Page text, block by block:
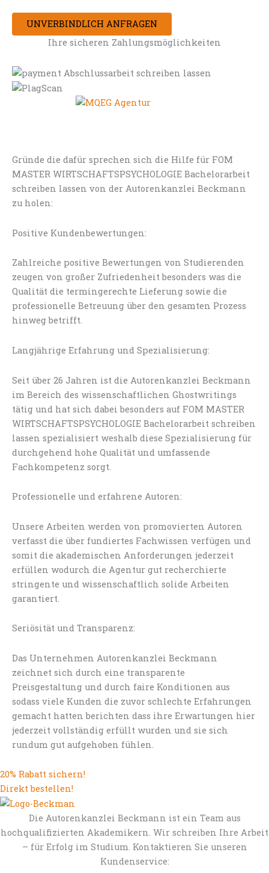
UNVERBINDLICH ANFRAGEN
Ihre sicheren Zahlungsmöglichkeiten
Gründe die dafür sprechen sich die Hilfe für FOM
MASTER WIRTSCHAFTSPSYCHOLOGIE Bachelorarbeit
schreiben lassen von der Autorenkanzlei Beckmann
zu holen:
Positive Kundenbewertungen:
Zahlreiche positive Bewertungen von Studierenden
zeugen von großer Zufriedenheit besonders was die
Qualität die termingerechte Lieferung sowie die
professionelle Betreuung über den gesamten Prozess
hinweg betrifft.
Langjährige Erfahrung und Spezialisierung:
Seit über 26 Jahren ist die Autorenkanzlei Beckmann
im Bereich des wissenschaftlichen Ghostwritings
tätig und hat sich dabei besonders auf FOM MASTER
WIRTSCHAFTSPSYCHOLOGIE Bachelorarbeit schreiben
lassen spezialisiert weshalb diese Spezialisierung für
durchgehend hohe Qualität und umfassende
Fachkompetenz sorgt.
Professionelle und erfahrene Autoren:
Unsere Arbeiten werden von promovierten Autoren
verfasst die über fundiertes Fachwissen verfügen und
somit die akademischen Anforderungen jederzeit
erfüllen wodurch die Agentur gut recherchierte
stringente und wissenschaftlich solide Arbeiten
garantiert.
Seriösität und Transparenz:
Das Unternehmen Autorenkanzlei Beckmann
zeichnet sich durch eine transparente
Preisgestaltung und durch faire Konditionen aus
sodass viele Kunden die zuvor schlechte Erfahrungen
gemacht hatten berichten dass ihre Erwartungen hier
jederzeit vollständig erfüllt wurden und sie sich
rundum gut aufgehoben fühlen.
20% Rabatt sichern!
Direkt bestellen!
Die Autorenkanzlei Beckmann ist ein Team aus
hochqualifizierten Akademikern. Wir schreiben Ihre Arbeit
– für Erfolg im Studium. Kontaktieren Sie unseren
Kundenservice: